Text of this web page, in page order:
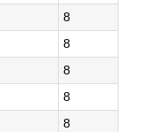
8
8
8
8
8